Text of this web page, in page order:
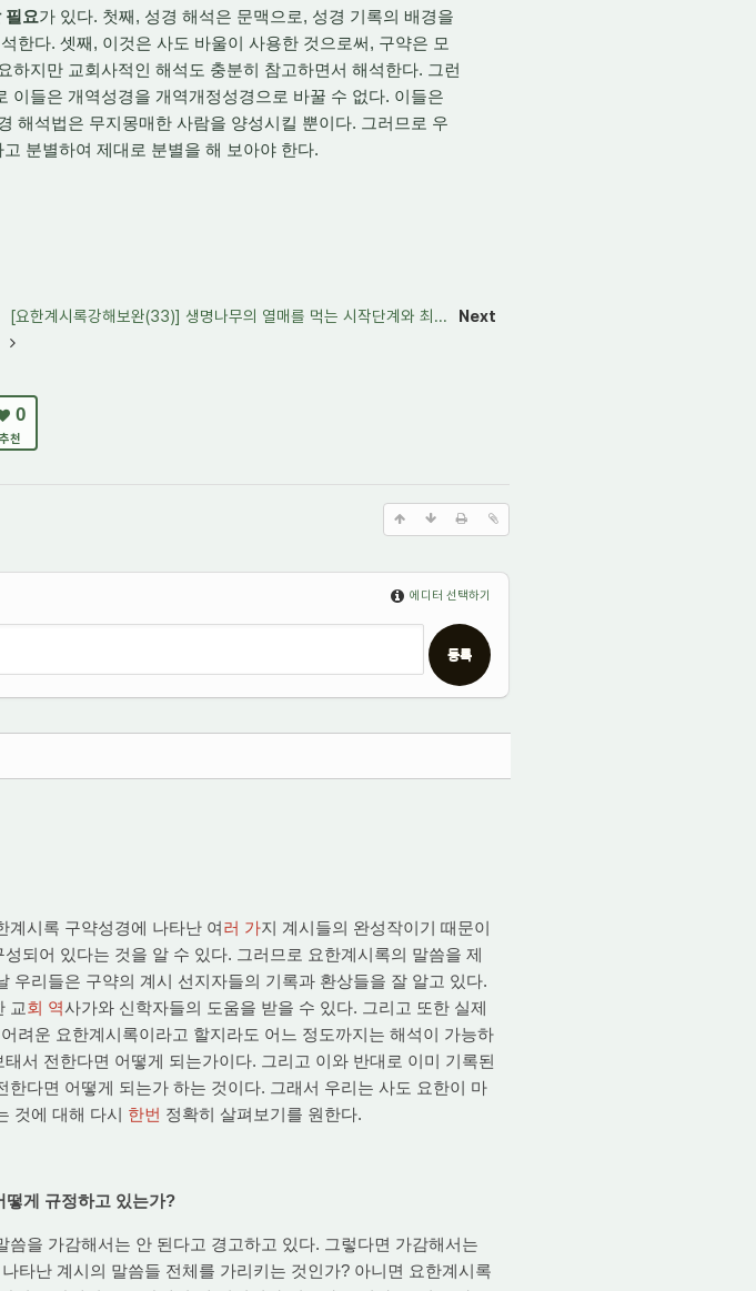
필요가 있다. 첫째, 성경 해석은 문맥으로, 성경 기록의 배경을
한다. 셋째, 이것은 사도 바울이 사용한 것으로써, 구약은 모
지만 교회사적인 해석도 충분히 참고하면서 해석한다. 그런
들은 개역성경을 개역개정성경으로 바꿀 수 없다. 이들은
해석법은 무지몽매한 사람을 양성시킬 뿐이다. 그러므로 우
분별하여 제대로 분별을 해 보아야 한다.
[요한계시록강해보완(33)] 생명나무의 열매를 먹는 시작단계와 최... Next
0
추천
에디터 선택하기
계시록 구약성경에 나타난 여러 가지 계시들의 완성작이기 때문이
성되어 있다는 것을 알 수 있다. 그러므로 요한계시록의 말씀을 제
우리들은 구약의 계시 선지자들의 기록과 환상들을 잘 알고 있다.
교회 역사가와 신학자들의 도움을 받을 수 있다. 그리고 또한 실제
려운 요한계시록이라고 할지라도 어느 정도까지는 해석이 가능하
태서 전한다면 어떻게 되는가이다. 그리고 이와 반대로 이미 기록된
다면 어떻게 되는가 하는 것이다. 그래서 우리는 사도 요한이 마
것에 대해 다시 한번 정확히 살펴보기를 원한다.
떻게 규정하고 있는가?
을 가감해서는 안 된다고 경고하고 있다. 그렇다면 가감해서는
타난 계시의 말씀들 전체를 가리키는 것인가? 아니면 요한계시록